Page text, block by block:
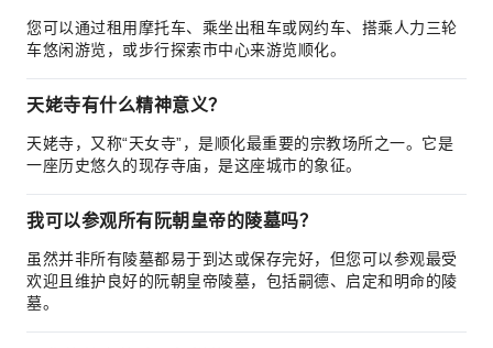
您可以通过租用摩托车、乘坐出租车或网约车、搭乘人力三轮
车悠闲游览，或步行探索市中心来游览顺化。
天姥寺有什么精神意义？
天姥寺，又称“天女寺”，是顺化最重要的宗教场所之一。它是
一座历史悠久的现存寺庙，是这座城市的象征。
我可以参观所有阮朝皇帝的陵墓吗？
虽然并非所有陵墓都易于到达或保存完好，但您可以参观最受
欢迎且维护良好的阮朝皇帝陵墓，包括嗣德、启定和明命的陵
墓。